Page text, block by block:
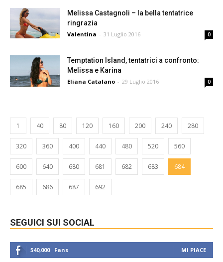
Melissa Castagnoli – la bella tentatrice
ringrazia
Valentina - 31 Luglio 2016 0
Temptation Island, tentatrici a confronto:
Melissa e Karina
Eliana Catalano - 29 Luglio 2016 0
1 40 80 120 160 200 240 280
320 360 400 440 480 520 560
600 640 680 681 682 683 684
685 686 687 692
SEGUICI SUI SOCIAL
540,000 Fans MI PIACE